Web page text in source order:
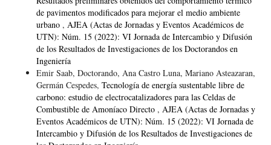
de pavimentos modificados para mejorar el medio ambiente
urbano , AJEA (Actas de Jornadas y Eventos Académicos de
UTN): Núm. 15 (2022): VI Jornada de Intercambio y Difusión
de los Resultados de Investigaciones de los Doctorandos en
Ingeniería
Emir Saab, Doctorando, Ana Castro Luna, Mariano Asteazaran,
Germán Cespedes, Tecnología de energía sustentable libre de
carbono: estudio de electrocatalizadores para las Celdas de
Combustible de Amoníaco Directo , AJEA (Actas de Jornadas y
Eventos Académicos de UTN): Núm. 15 (2022): VI Jornada de
Intercambio y Difusión de los Resultados de Investigaciones de